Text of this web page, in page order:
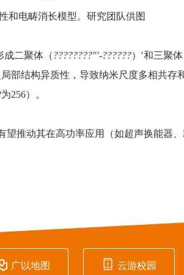
和电畴消长模型。研究团队供图
成二聚体（ ????????″′-??????）′和三聚体
部结构异质性，导致纳米尺度多相共存
256）。
推动其在高功率应用（如超声换能器
广以地图  云游校园